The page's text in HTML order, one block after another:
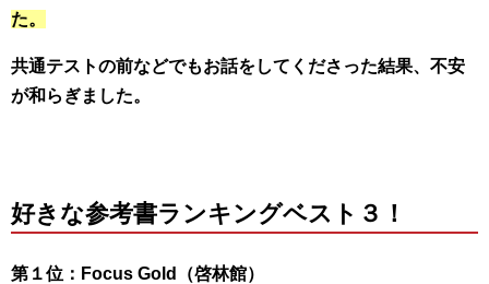
た。
共通テストの前などでもお話をしてくださった結果、不安
が和らぎました。
好きな参考書ランキングベスト３！
第１位：Focus Gold（啓林館）